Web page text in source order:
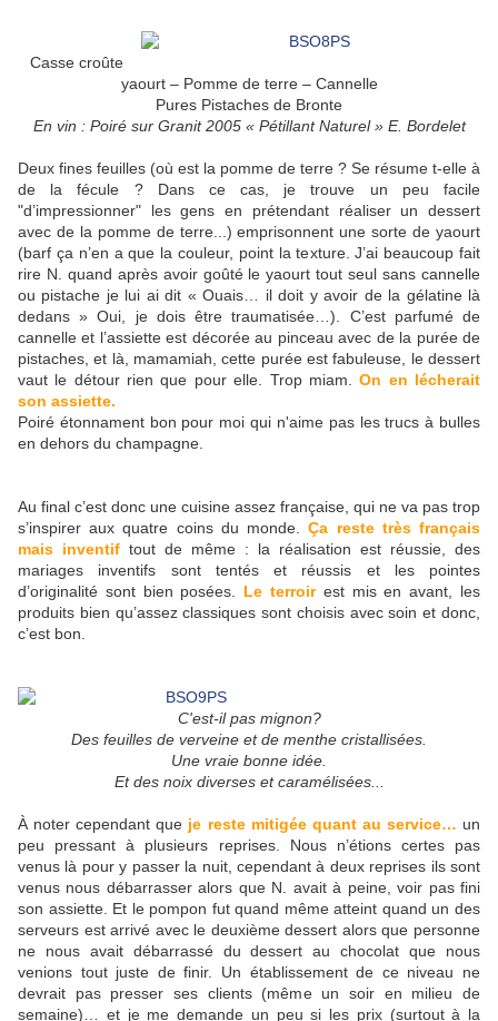
Casse croûte
yaourt – Pomme de terre – Cannelle
Pures Pistaches de Bronte
En vin : Poiré sur Granit 2005 « Pétillant Naturel » E. Bordelet
Deux fines feuilles (où est la pomme de terre ? Se résume t-elle à
de la fécule ? Dans ce cas, je trouve un peu facile
"d’impressionner" les gens en prétendant réaliser un dessert
avec de la pomme de terre...) emprisonnent une sorte de yaourt
(barf ça n’en a que la couleur, point la texture. J’ai beaucoup fait
rire N. quand après avoir goûté le yaourt tout seul sans cannelle
ou pistache je lui ai dit « Ouais… il doit y avoir de la gélatine là
dedans » Oui, je dois être traumatisée…). C’est parfumé de
cannelle et l’assiette est décorée au pinceau avec de la purée de
pistaches, et là, mamamiah, cette purée est fabuleuse, le dessert
vaut le détour rien que pour elle. Trop miam.On en lécherait
son assiette.
Poiré étonnament bon pour moi qui n'aime pas les trucs à bulles
en dehors du champagne.
Au final c’est donc une cuisine assez française, qui ne va pas trop
s’inspirer aux quatre coins du monde.Ça reste très français
mais inventif tout de même : la réalisation est réussie, des
mariages inventifs sont tentés et réussis et les pointes
d’originalité sont bien posées. Le terroirest mis en avant, les
produits bien qu’assez classiques sont choisis avec soin et donc,
c’est bon.
C'est-il pas mignon?
Des feuilles de verveine et de menthe cristallisées.
Une vraie bonne idée.
Et des noix diverses et caramélisées...
À noter cependant que je reste mitigée quant au service… un
peu pressant à plusieurs reprises. Nous n’étions certes pas
venus là pour y passer la nuit, cependant à deux reprises ils sont
venus nous débarrasser alors que N. avait à peine, voir pas fini
son assiette. Et le pompon fut quand même atteint quand un des
serveurs est arrivé avec le deuxième dessert alors que personne
ne nous avait débarrassé du dessert au chocolat que nous
venions tout juste de finir. Un établissement de ce niveau ne
devrait pas presser ses clients (même un soir en milieu de
semaine)… et je me demande un peu si les prix (surtout à la